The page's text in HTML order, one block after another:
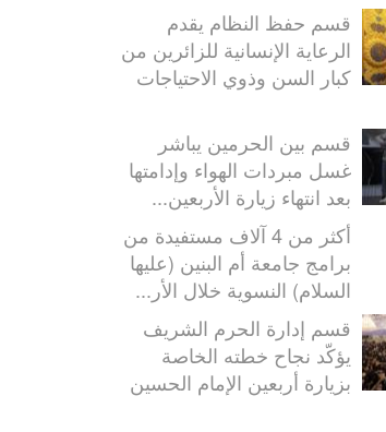
قسم حفظ النظام يقدم
الرعاية الإنسانية للزائرين من
كبار السن وذوي الاحتياجات
قسم بين الحرمين يباشر
غسل مبردات الهواء وإدامتها
بعد انتهاء زيارة الأربعين...
أكثر من 4 آلاف مستفيدة من
برامج جامعة أم البنين (عليها
السلام) النسوية خلال الأر...
قسم إدارة الحرم الشريف
يؤكّد نجاح خطته الخاصة
بزيارة أربعين الإمام الحسين